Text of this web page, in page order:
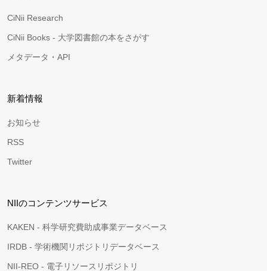
CiNii Research
CiNii Books - 大学図書館の本をさがす
メタデータ・API
新着情報
お知らせ
RSS
Twitter
NIIのコンテンツサービス
KAKEN - 科学研究費助成事業データベース
IRDB - 学術機関リポジトリデータベース
NII-REO - 電子リソースリポジトリ